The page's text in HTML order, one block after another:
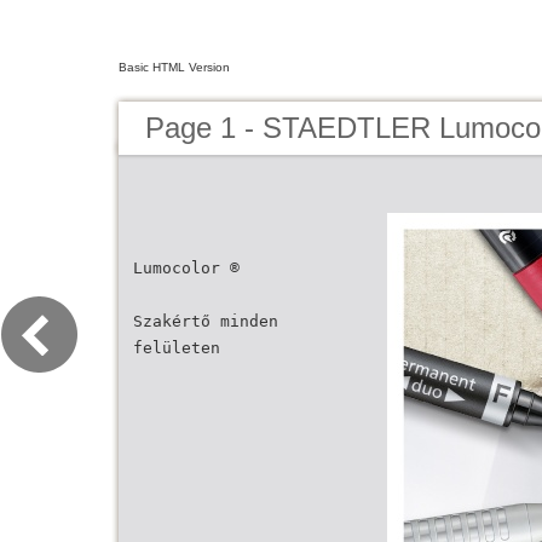
Basic HTML Version
Page 1 - STAEDTLER
Lumocolor ®
Szakértő minden
felületen